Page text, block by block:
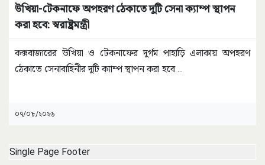
উখিয়া-টেকনাফে অপহরণ ঠেকাতে দুটি সেনা ক্যাম্প স্থাপন
করা হবে: স্বরাষ্ট্রমন্ত্রী
কক্সবাজারের উখিয়া ও টেকনাফের দুর্গম পাহাড়ি এলাকায় অপহরণ
ঠেকাতে সেনাবাহিনীর দুটি ক্যাম্প স্থাপন করা হবে...
০৭/০৮/২০২৬
Single Page Footer